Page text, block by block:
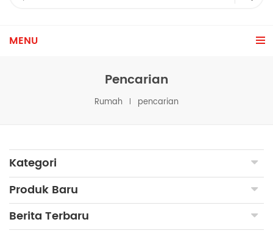
MENU
Pencarian
Rumah pencarian
Kategori
Produk Baru
Berita Terbaru